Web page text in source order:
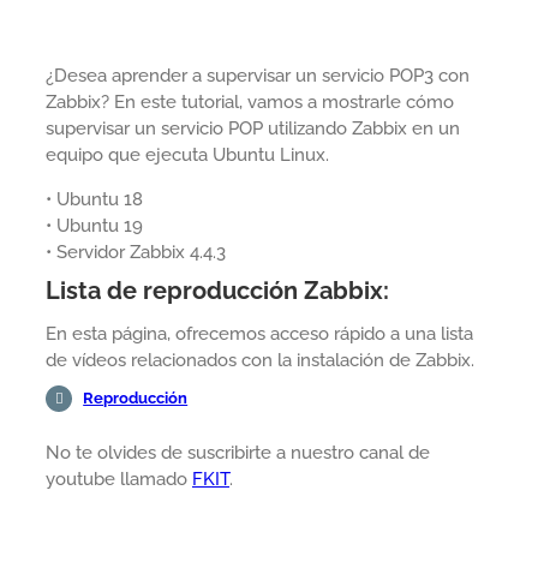
¿Desea aprender a supervisar un servicio POP3 con
Zabbix? En este tutorial, vamos a mostrarle cómo
supervisar un servicio POP utilizando Zabbix en un
equipo que ejecuta Ubuntu Linux.
• Ubuntu 18
• Ubuntu 19
• Servidor Zabbix 4.4.3
Lista de reproducción Zabbix:
En esta página, ofrecemos acceso rápido a una lista
de vídeos relacionados con la instalación de Zabbix.
Reproducción
No te olvides de suscribirte a nuestro canal de
youtube llamado FKIT.